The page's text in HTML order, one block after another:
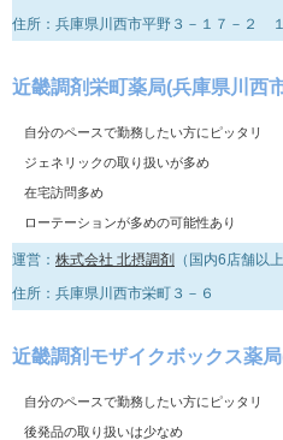
住所：兵庫県川西市平野３－１７－２
近畿調剤栄町薬局(兵庫県川西
自分のペースで勤務したい方にピッタリ
ジェネリックの取り扱いが多め
在宅訪問多め
ローテーションが多めの可能性あり
運営： 株式会社 北摂調剤 （国内6店舗以
住所：兵庫県川西市栄町３－６
近畿調剤モザイクボックス薬
自分のペースで勤務したい方にピッタリ
後発品の取り扱いは少なめ